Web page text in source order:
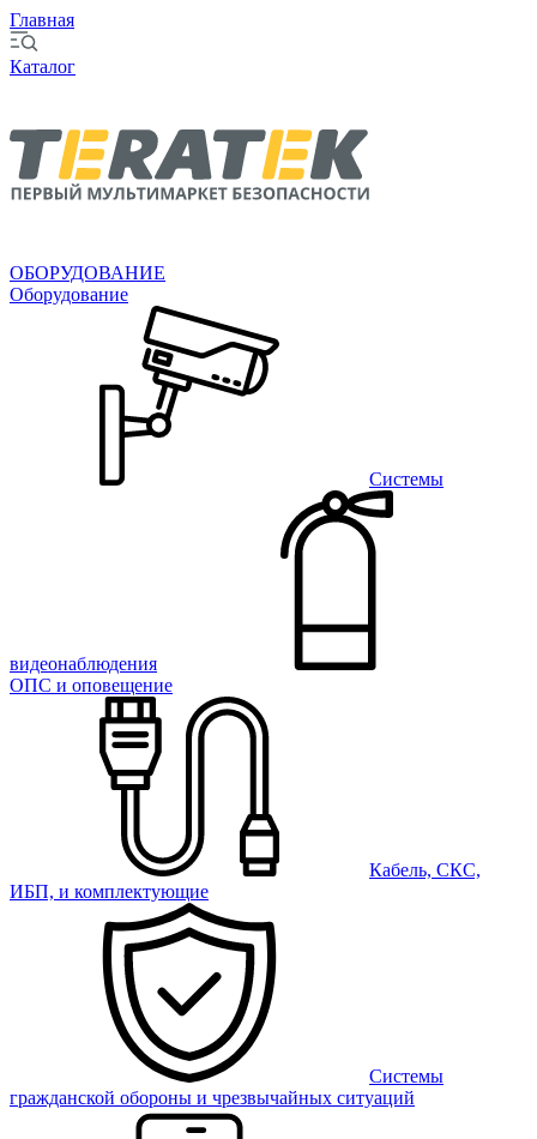
Главная
Каталог
ОБОРУДОВАНИЕ
Оборудование
Системы
видеонаблюдения
ОПС и оповещение
Кабель, СКС,
ИБП, и комплектующие
Системы
гражданской обороны и чрезвычайных ситуаций